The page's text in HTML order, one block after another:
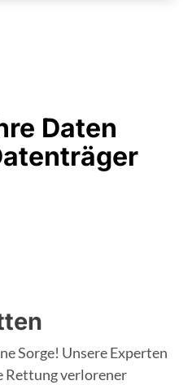
Daten
Sorge! Unsere Experten
Rettung verlorener